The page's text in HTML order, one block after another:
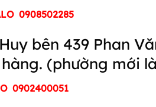
0908502285
bên 439 Phan
(phường mới
0902400051